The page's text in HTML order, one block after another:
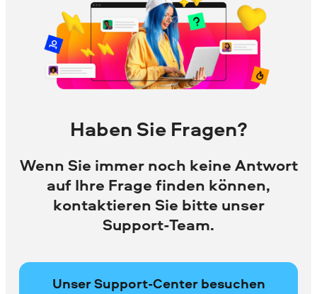
Haben Sie Fragen?
Wenn Sie immer noch keine Antwort
auf Ihre Frage finden können,
kontaktieren Sie bitte unser
Support-Team.
Unser Support-Center besuchen